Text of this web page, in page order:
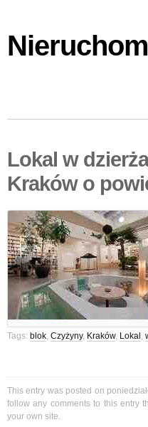
Lokal w
Kraków o
Tags: blok, Czyżyny, Kraków, Lokal ,
This entry was posted on
follow any comments to this entry
your own site.